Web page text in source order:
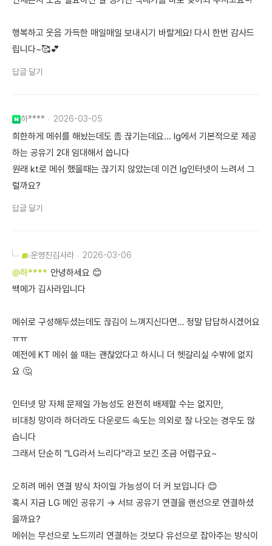
행복하고 웃음 가득한 매일매일 보내시기 바랄게요! 다시 한번 감사드
립니다~🥰💕
답글 달기
하**** 2026-03-05
희한하게 메쉬를 해놨는데도 좀 끊기는데요... lg에서 기본적으로 제공
하는 공유기 2대 임대해서 씁니다
원래 kt로 메쉬 했을때는 끊기지 않았는데 이건 lg인터넷이 느려서 그
럴까요?
답글 달기
운영진김사라 2026-03-06
@하**** 안녕하세요 😊
백메가 김사라입니다
메쉬로 구성해두셨는데도 끊김이 느껴지신다면… 정말 답답하시겠어요
ㅠㅠ
예전에 KT 메쉬 쓸 때는 괜찮았다고 하시니 더 헷갈리실 수밖에 없지
요 🤔
인터넷 망 자체 문제일 가능성도 완전히 배제할 수는 없지만,
비대칭 망이라 하더라도 다운로드 속도는 의외로 잘 나오는 경우도 많
습니다
그래서 단순히 "LG라서 느리다"라고 보긴 조금 어렵구요~
오히려 메쉬 연결 방식 차이일 가능성이 더 커 보입니다 😊
혹시 지금 LG 메인 공유기 → 서브 공유기 연결을 랜선으로 연결하셨
을까요?
메쉬는 무선으로 노드끼리 연결하는 것보다 유선으로 잡아주는 방식이